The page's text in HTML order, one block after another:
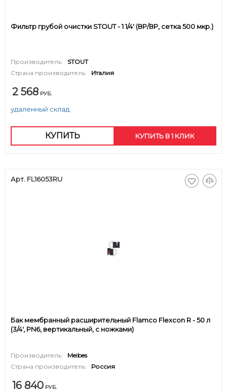
Фильтр грубой очистки STOUT - 1 1/4' (ВР/ВР, сетка 500 мкр.)
Производитель:
STOUT
Страна производитель:
Италия
2 568 РУБ.
удаленный склад.
КУПИТЬ КУПИТЬ В 1 КЛИК
Арт. FL16053RU
Бак мембранный расширительный Flamco Flexcon R - 50 л
(3/4', PN6, вертикальный, с ножками)
Производитель:
Meibes
Страна производитель:
Россия
16 840 РУБ.